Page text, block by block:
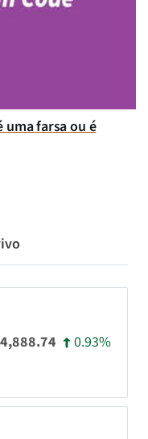
uma farsa ou é
0.93%